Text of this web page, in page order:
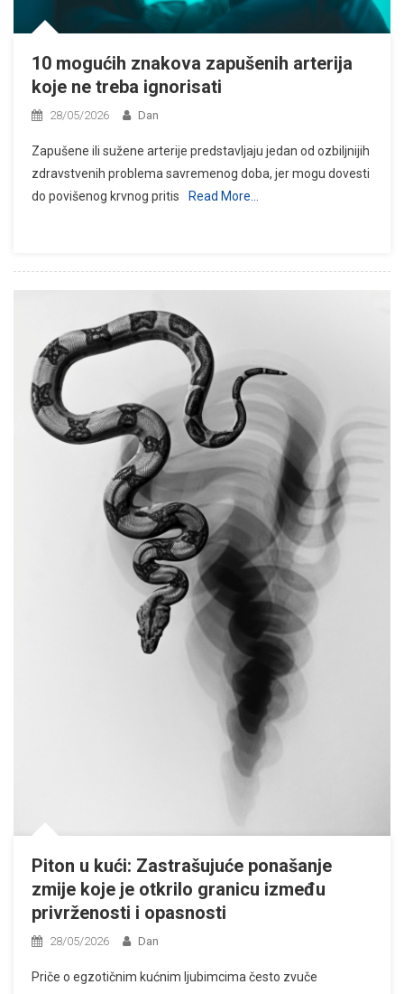
10 mogućih znakova zapušenih arterija
koje ne treba ignorisati
28/05/2026 Dan
Zapušene ili sužene arterije predstavljaju jedan od ozbiljnijih
zdravstvenih problema savremenog doba, jer mogu dovesti
do povišenog krvnog pritis
Read More…
Piton u kući: Zastrašujuće ponašanje
zmije koje je otkrilo granicu između
privrženosti i opasnosti
28/05/2026 Dan
Priče o egzotičnim kućnim ljubimcima često zvuče